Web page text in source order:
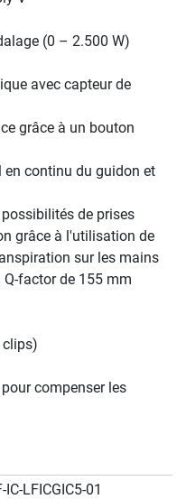
(0 – 2.500 W)
avec capteur de
grâce à un bouton
en continu du guidon et
de prises
grâce à l'utilisation de
sur les mains
Q-factor de 155 mm
clips)
compenser les
IC-LFICGIC5-01